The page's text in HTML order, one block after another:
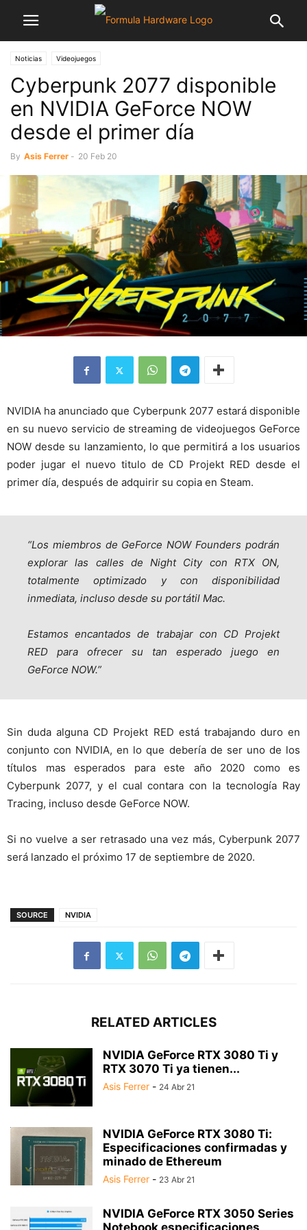
Noticias Videojuegos
Cyberpunk 2077 disponible
en NVIDIA GeForce NOW
desde el primer día
By Asis Ferrer - 20 Feb 20
NVIDIA ha anunciado que Cyberpunk 2077 estará disponible
en su nuevo servicio de streaming de videojuegos GeForce
NOW desde su lanzamiento, lo que permitirá a los usuarios
poder jugar el nuevo titulo de CD Projekt RED desde el
primer día, después de adquirir su copia en Steam.
“Los miembros de GeForce NOW Founders podrán
explorar las calles de Night City con RTX ON,
totalmente optimizado y con disponibilidad
inmediata, incluso desde su portátil Mac.
Estamos encantados de trabajar con CD Projekt
RED para ofrecer su tan esperado juego en
GeForce NOW.”
Sin duda alguna CD Projekt RED está trabajando duro en
conjunto con NVIDIA, en lo que debería de ser uno de los
títulos mas esperados para este año 2020 como es
Cyberpunk 2077, y el cual contara con la tecnología Ray
Tracing, incluso desde GeForce NOW.
Si no vuelve a ser retrasado una vez más, Cyberpunk 2077
será lanzado el próximo 17 de septiembre de 2020.
SOURCE NVIDIA
RELATED ARTICLES
NVIDIA GeForce RTX 3080 Ti y
RTX 3070 Ti ya tienen...
Asis Ferrer - 24 Abr 21
NVIDIA GeForce RTX 3080 Ti:
Especificaciones confirmadas y
minado de Ethereum
Asis Ferrer - 23 Abr 21
NVIDIA GeForce RTX 3050 Series